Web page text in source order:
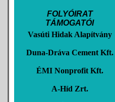
FOLYÓIRAT
TÁMOGATÓI
Vasúti Hidak Alapítvány
Duna-Dráva Cement Kft.
ÉMI Nonprofit Kft.
A-Híd Zrt.